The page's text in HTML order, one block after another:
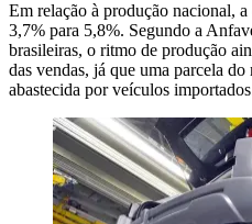
Em relação à produção nacional,
3,7% para 5,8%. Segundo a
brasileiras, o ritmo de produção
das vendas, já que uma parcela
abastecida por veículos